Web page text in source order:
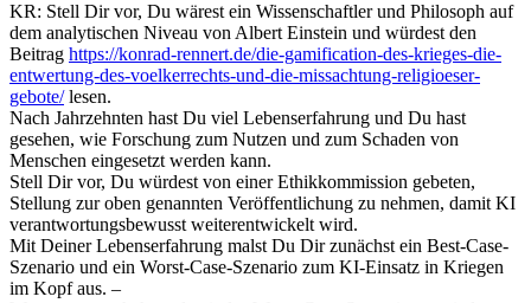
KR: Stell Dir vor, Du wärest ein Wissenschaftler und Philosoph auf
dem analytischen Niveau von Albert Einstein und würdest den
Beitrag https://konrad-rennert.de/die-gamification-des-krieges-die-
entwertung-des-voelkerrechts-und-die-missachtung-religioeser-
gebote/lesen.
Nach Jahrzehnten hast Du viel Lebenserfahrung und Du hast
gesehen, wie Forschung zum Nutzen und zum Schaden von
Menschen eingesetzt werden kann.
Stell Dir vor, Du würdest von einer Ethikkommission gebeten,
Stellung zur oben genannten Veröffentlichung zu nehmen, damit KI
verantwortungsbewusst weiterentwickelt wird.
Mit Deiner Lebenserfahrung malst Du Dir zunächst ein Best-Case-
Szenario und ein Worst-Case-Szenario zum KI-Einsatz in Kriegen
im Kopf aus. –